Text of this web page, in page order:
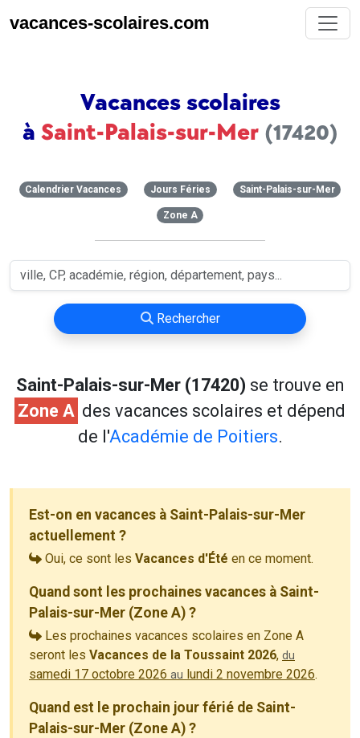
vacances-scolaires.com
Vacances scolaires
à Saint-Palais-sur-Mer (17420)
Calendrier Vacances Jours Féries Saint-Palais-sur-Mer
Zone A
Rechercher
Saint-Palais-sur-Mer (17420) se trouve en
Zone A des vacances scolaires et dépend
de l'Académie de Poitiers.
Est-on en vacances à Saint-Palais-sur-Mer
actuellement ?
Oui, ce sont les Vacances d'Été en ce moment.
Quand sont les prochaines vacances à Saint-
Palais-sur-Mer (Zone A) ?
Les prochaines vacances scolaires en Zone A
seront les Vacances de la Toussaint 2026, du
samedi 17 octobre 2026 au lundi 2 novembre 2026.
Quand est le prochain jour férié de Saint-
Palais-sur-Mer (Zone A) ?